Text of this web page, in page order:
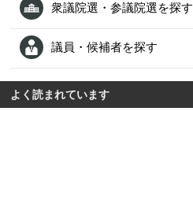
衆議院選・参議院選を探す
議員・候補者を探す
よく読まれています